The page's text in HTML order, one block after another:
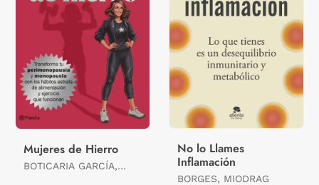
Mujeres de Hierro
BOTICARIA GARCÍA,
No lo Llames
Inflamación
BORGES, MIODRAG